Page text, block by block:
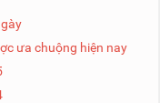
ưa chuộng hiện nay